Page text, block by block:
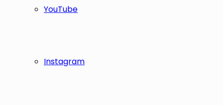
YouTube
Instagram